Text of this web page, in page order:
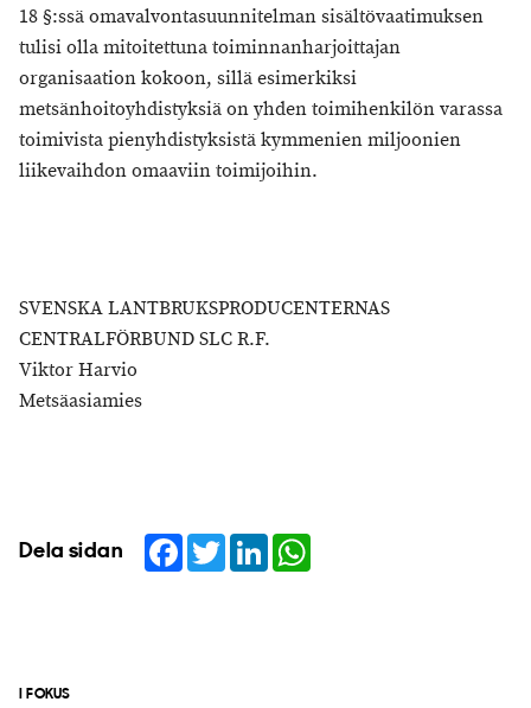
18 §:ssä omavalvontasuunnitelman sisältövaatimuksen
tulisi olla mitoitettuna toiminnanharjoittajan
organisaation kokoon, sillä esimerkiksi
metsänhoitoyhdistyksiä on yhden toimihenkilön varassa
toimivista pienyhdistyksistä kymmenien miljoonien
liikevaihdon omaaviin toimijoihin.
SVENSKA LANTBRUKSPRODUCENTERNAS
CENTRALFÖRBUND SLC R.F.
Viktor Harvio
Metsäasiamies
Dela sidan Facebook
TwitterLinkedIn
I FOKUS